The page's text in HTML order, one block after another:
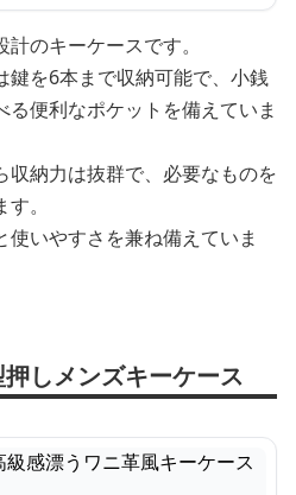
のキーケースです。
鍵を6本まで収納可能で、小銭
便利なポケットを備えていま
収納力は抜群で、必要なものを
。
いやすさを兼ね備えていま
しメンズキーケース